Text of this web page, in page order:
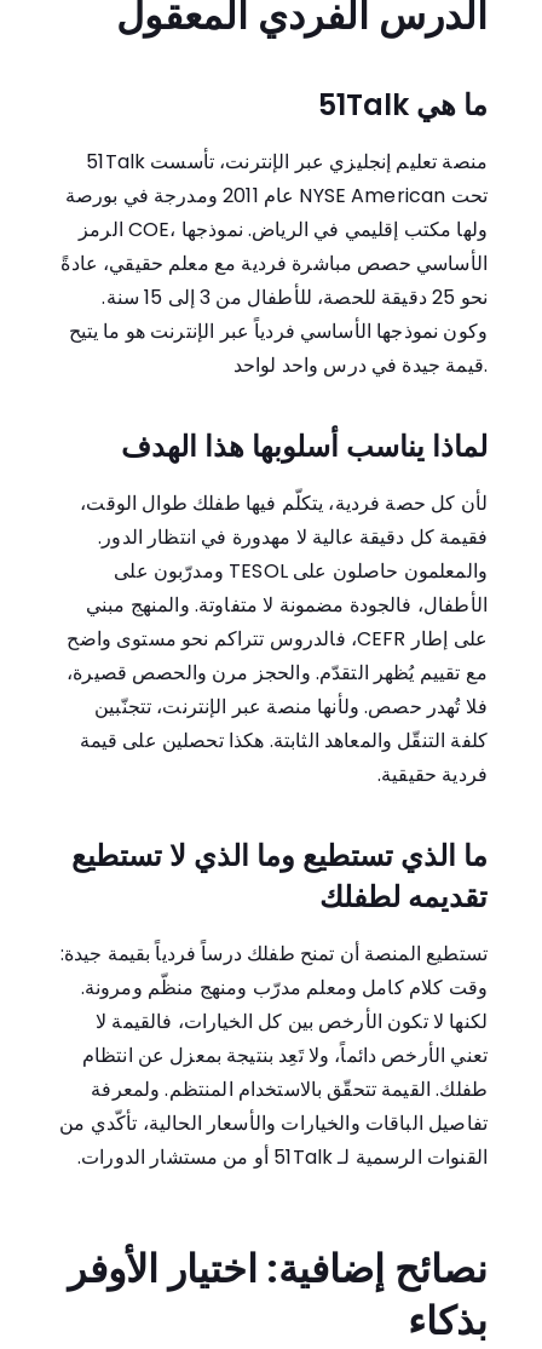
الدرس الفردي المعقول
ما هي 51Talk
51Talk منصة تعليم إنجليزي عبر الإنترنت، تأسست
عام 2011 ومدرجة في بورصة NYSE American تحت
الرمز COE، ولها مكتب إقليمي في الرياض. نموذجها
الأساسي حصص مباشرة فردية مع معلم حقيقي، عادةً
نحو 25 دقيقة للحصة، للأطفال من 3 إلى 15 سنة.
وكون نموذجها الأساسي فردياً عبر الإنترنت هو ما يتيح
قيمة جيدة في درس واحد لواحد.
لماذا يناسب أسلوبها هذا الهدف
لأن كل حصة فردية، يتكلّم فيها طفلك طوال الوقت،
فقيمة كل دقيقة عالية لا مهدورة في انتظار الدور.
والمعلمون حاصلون على TESOL ومدرّبون على
الأطفال، فالجودة مضمونة لا متفاوتة. والمنهج مبني
على إطار CEFR، فالدروس تتراكم نحو مستوى واضح
مع تقييم يُظهر التقدّم. والحجز مرن والحصص قصيرة،
فلا تُهدر حصص. ولأنها منصة عبر الإنترنت، تتجنّبين
كلفة التنقّل والمعاهد الثابتة. هكذا تحصلين على قيمة
فردية حقيقية.
ما الذي تستطيع وما الذي لا تستطيع
تقديمه لطفلك
تستطيع المنصة أن تمنح طفلك درساً فردياً بقيمة جيدة:
وقت كلام كامل ومعلم مدرّب ومنهج منظّم ومرونة.
لكنها لا تكون الأرخص بين كل الخيارات، فالقيمة لا
تعني الأرخص دائماً، ولا تَعِد بنتيجة بمعزل عن انتظام
طفلك. القيمة تتحقّق بالاستخدام المنتظم. ولمعرفة
تفاصيل الباقات والخيارات والأسعار الحالية، تأكّدي من
القنوات الرسمية لـ 51Talk أو من مستشار الدورات.
نصائح إضافية: اختيار الأوفر
بذكاء